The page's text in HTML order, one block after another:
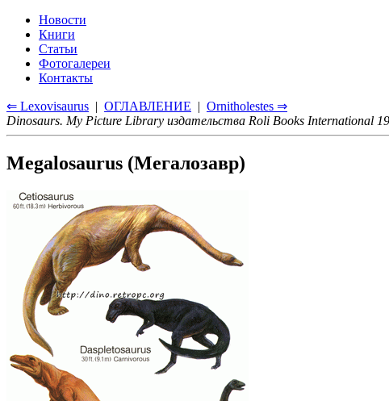
Новости
Книги
Статьи
Фотогалереи
Контакты
⇐ Lexovisaurus | ОГЛАВЛЕНИЕ | Ornitholestes ⇒
Dinosaurs. My Picture Library издательства Roli Books International
Megalosaurus (Мегалозавр)